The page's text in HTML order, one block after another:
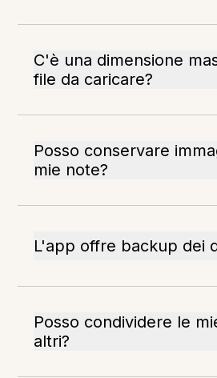
C'è una dimensione
file da caricare?
Posso conservare
mie note?
L'app offre backup dei
Posso condividere le
altri?